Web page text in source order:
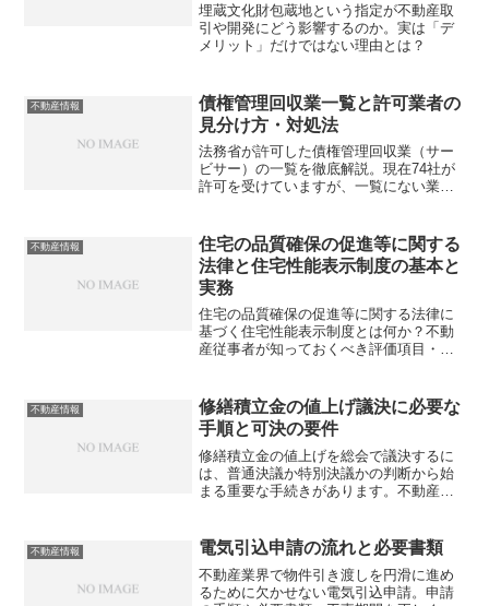
埋蔵文化財包蔵地という指定が不動産取
引や開発にどう影響するのか。実は「デ
メリット」だけではない理由とは？
不動産情報
債権管理回収業一覧と許可業者の
見分け方・対処法
法務省が許可した債権管理回収業（サー
ビサー）の一覧を徹底解説。現在74社が
許可を受けていますが、一覧にない業者
ませんか？
不動産情報
住宅の品質確保の促進等に関する
法律と住宅性能表示制度の基本と
実務
住宅の品質確保の促進等に関する法律に
基づく住宅性能表示制度とは何か？不動
産従事者が知っておくべき評価項目・義
不動産情報
修繕積立金の値上げ議決に必要な
手順と可決の要件
修繕積立金の値上げを総会で議決するに
は、普通決議か特別決議かの判断から始
まる重要な手続きがあります。不動産従
不動産情報 電気引込申請の流れと必要書類
不動産業界で物件引き渡しを円滑に進め
るために欠かせない電気引込申請。申請